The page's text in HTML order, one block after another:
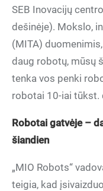
SEB Inovacijų
dešinėje). Mokslo,
(MITA)
daug robotų, mūsų
tenka vos penki
robotai 10-iai tūkst.
Robotai gatvėje –
šiandien
„MIO Robots“
teigia, kad